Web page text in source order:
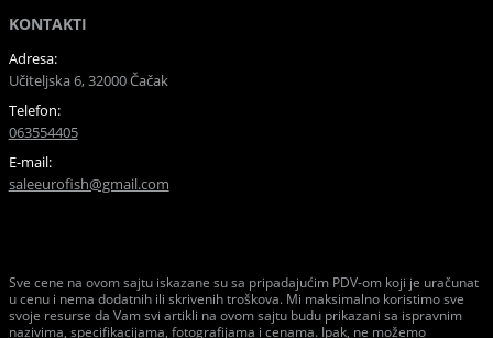
KONTAKTI
Adresa:
Učiteljska 6, 32000 Čačak
Telefon:
063554405
E-mail:
saleeurofish@gmail.com
Sve cene na ovom sajtu iskazane su sa pripadajućim PDV-om koji je uračunat
u cenu i nema dodatnih ili skrivenih troškova. Mi maksimalno koristimo sve
svoje resurse da Vam svi artikli na ovom sajtu budu prikazani sa ispravnim
nazivima, specifikacijama, fotografijama i cenama. Ipak, ne možemo